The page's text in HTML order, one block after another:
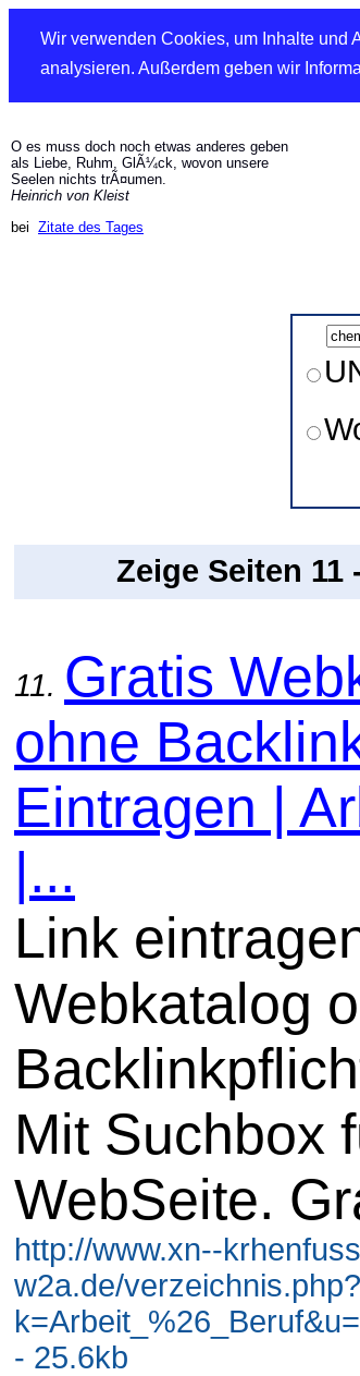
Wir verwenden Cookies, um Inhalte und
analysieren. Außerdem geben wir
O es muss doch noch etwas anderes geben
als Liebe, Ruhm, GlÃ¼ck, wovon unsere
Seelen nichts trÃ¤umen.
Heinrich von Kleist
bei Zitate des Tages
Zeige Seiten 11
11. Gratis
ohne
Eintragen |
|...
Link
Webkatalog
Mit Suchbox
WebSeite.
http://www.xn--
w2a.de/verzeichnis.php?
- 25.6kb